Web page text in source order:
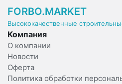
FORBO.MARKET
Высококачественные
Компания
О компании
Новости
Оферта
Политика обработки